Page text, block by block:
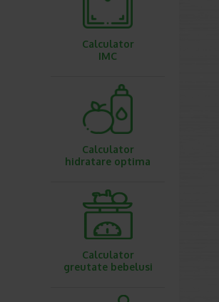
Calculator
IMC
Calculator
hidratare optima
Calculator
greutate bebelusi